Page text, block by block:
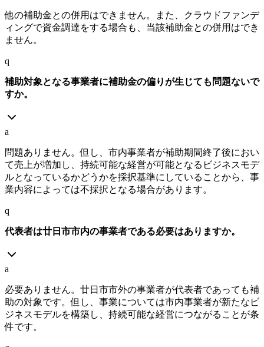
他の補助金との併用はできません。また、クラウドファンデ
ィングで資金調達をする場合も、当該補助金との併用はでき
ません。
q
補助対象となる事業者に補助金の偏りが生じても問題ないで
すか。
a
問題ありません。但し、市内事業者が補助期間終了後におい
て売上が増加し、持続可能な経営が可能となるビジネスモデ
ルとなっているかどうかを採択基準にしていることから、事
業内容によっては不採択となる場合があります。
q
代表者は廿日市市内の事業者である必要はありますか。
a
必要ありません。廿日市市外の事業者が代表者であっても補
助の対象です。但し、事業については市内事業者が新たなビ
ジネスモデルを構築し、持続可能な経営につながることが条
件です。